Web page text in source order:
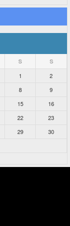
S S
1
2
8
9
15
16
22
23
29
30